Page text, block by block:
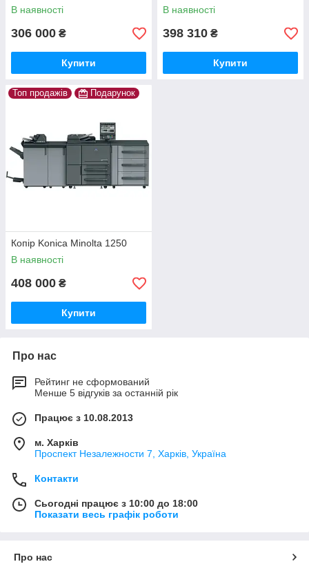
В наявності
306 000 ₴
Купити
В наявності
398 310 ₴
Купити
Топ продажів Подарунок
Копір Konica Minolta 1250
В наявності
408 000 ₴
Купити
Про нас
Рейтинг не сформований
Менше 5 відгуків за останній рік
Працює з 10.08.2013
м. Харків
Проспект Незалежности 7, Харків, Україна
Контакти
Сьогодні працює з 10:00 до 18:00
Показати весь графік роботи
Про нас